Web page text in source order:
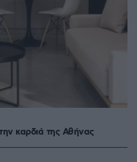
καρδιά της Αθήνας